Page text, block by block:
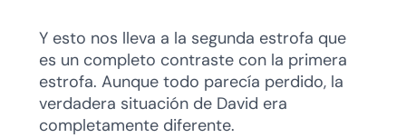
Y esto nos lleva a la segunda estrofa que
es un completo contraste con la primera
estrofa. Aunque todo parecía perdido, la
verdadera situación de David era
completamente diferente.